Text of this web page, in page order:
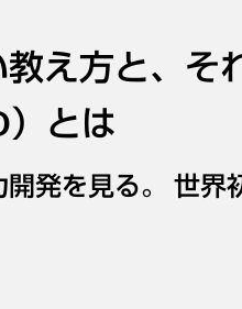
え方と、そ
とは
発を見る。 世界